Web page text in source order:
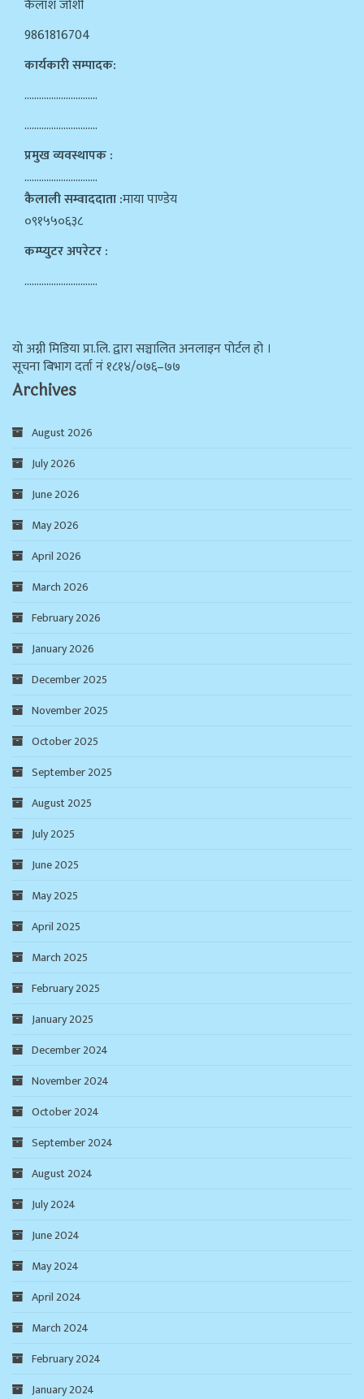
कैलाश जोशी
9861816704
कार्यकारी सम्पादक:
…………………………
…………………………
प्रमुख व्यवस्थापक :
…………………………
कैलाली सम्वाददाता :माया पाण्डेय
०९१५५०६३८
कम्प्युटर अपरेटर :
…………………………
याे अग्नी मिडिया प्रा.लि. द्वारा सञ्चालित अनलाइन पोर्टल हो ।
सूचना बिभाग दर्ता न‌ं १८१४/०७६–७७
Archives
August 2026
July 2026
June 2026
May 2026
April 2026
March 2026
February 2026
January 2026
December 2025
November 2025
October 2025
September 2025
August 2025
July 2025
June 2025
May 2025
April 2025
March 2025
February 2025
January 2025
December 2024
November 2024
October 2024
September 2024
August 2024
July 2024
June 2024
May 2024
April 2024
March 2024
February 2024
January 2024